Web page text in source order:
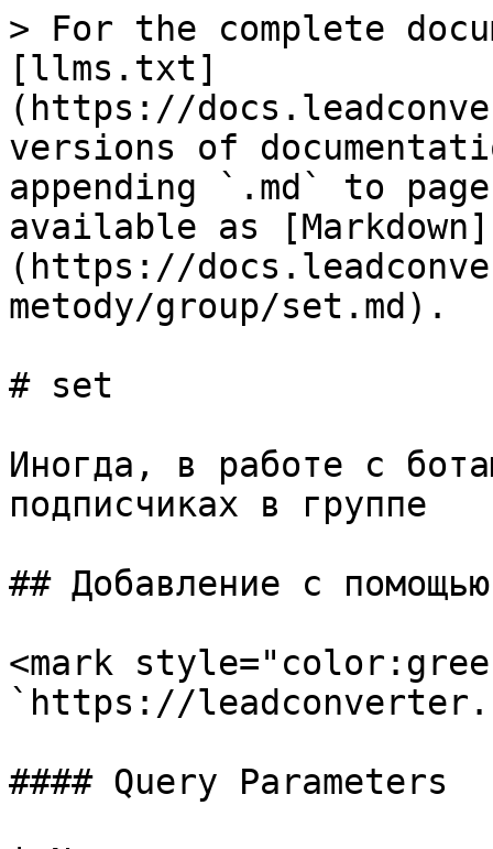
> For the complete
[llms.txt]
(https://
versions of
appending `.md` to
available as [Markdown]
(https://
metody/group/set.md).
# set
Иногда, в работе с
подписчиках в группе
## Добавление с
<mark
`https://
#### Query Parameters